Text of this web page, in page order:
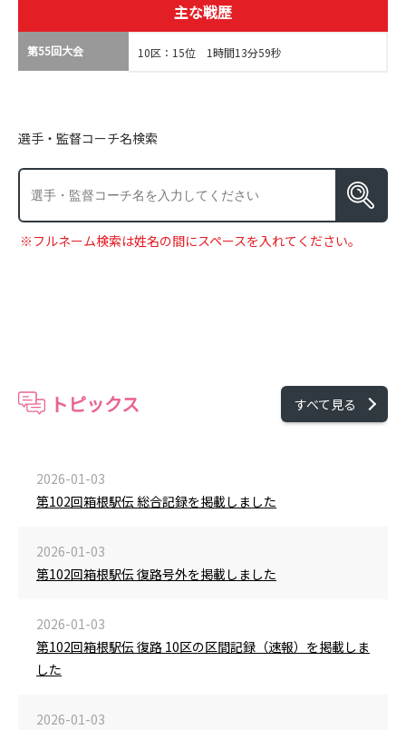
主な戦歴
第55回大会 10区：15位 1時間13分59秒
選手・監督コーチ名検索
※フルネーム検索は姓名の間にスペースを入れてください。
トピックス すべて見る
2026-01-03
第102回箱根駅伝 総合記録を掲載しました
2026-01-03
第102回箱根駅伝 復路号外を掲載しました
2026-01-03
第102回箱根駅伝 復路 10区の区間記録（速報）を掲載しま
した
2026-01-03